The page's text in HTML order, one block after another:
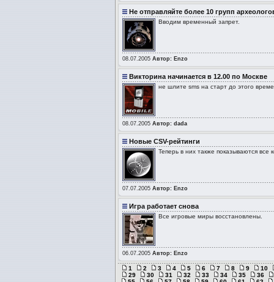
Не отправляйте более 10 групп
Вводим временный запрет.
08.07.2005 Автор: Enzo
Викторина начинается в 12.00 по Москве
не шлите sms на старт до этого
08.07.2005 Автор: dada
Новые CSV-рейтинги
Теперь в них также показываются все
07.07.2005 Автор: Enzo
Игра работает снова
Все игровые миры восстановлены.
06.07.2005 Автор: Enzo
1 2 3 4 5 6 7 8 9
10
29
30 31 32 33 34 35
36